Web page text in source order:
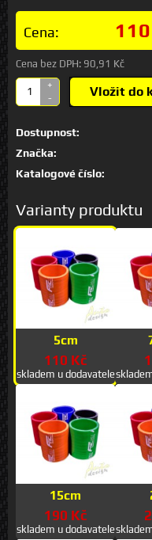
Cena:
Cena bez DPH: 90,91 Kč
+
-
Vložit do
Dostupnost:
Značka:
Katalogové číslo:
Varianty produktu
5cm
110 Kč
skladem u dodavatele
15cm
190 Kč
skladem u dodavatele